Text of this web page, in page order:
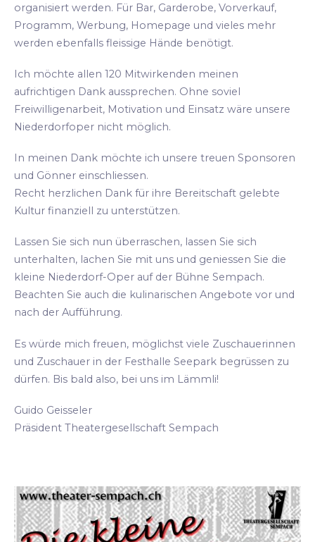
organisiert werden. Für Bar, Garderobe, Vorverkauf,
Programm, Werbung, Homepage und vieles mehr
werden ebenfalls fleissige Hände benötigt.
Ich möchte allen 120 Mitwirkenden meinen
aufrichtigen Dank aussprechen. Ohne soviel
Freiwilligenarbeit, Motivation und Einsatz wäre unsere
Niederdorfoper nicht möglich.
In meinen Dank möchte ich unsere treuen Sponsoren
und Gönner einschliessen.
Recht herzlichen Dank für ihre Bereitschaft gelebte
Kultur finanziell zu unterstützen.
Lassen Sie sich nun überraschen, lassen Sie sich
unterhalten, lachen Sie mit uns und geniessen Sie die
kleine Niederdorf-Oper auf der Bühne Sempach.
Beachten Sie auch die kulinarischen Angebote vor und
nach der Aufführung.
Es würde mich freuen, möglichst viele Zuschauerinnen
und Zuschauer in der Festhalle Seepark begrüssen zu
dürfen. Bis bald also, bei uns im Lämmli!
Guido Geisseler
Präsident Theatergesellschaft Sempach